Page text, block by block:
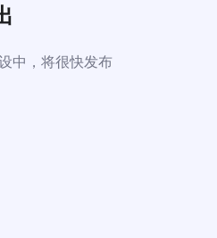
中，将很快发布